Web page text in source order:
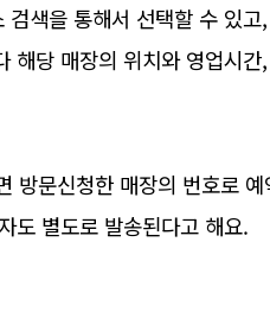
색을 통해서 선택할 수 있
해당 매장의 위치와 영업시
방문신청한 매장의 번호로
도 별도로 발송된다고 해요.